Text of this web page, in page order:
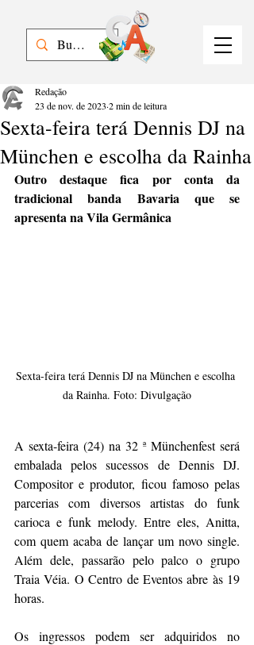
Sexta-feira terá Dennis DJ na
München e escolha da Rainha
Redação
23 de nov. de 2023 2 min de leitura
Outro destaque fica por conta da
tradicional banda Bavaria que se
apresenta na Vila Germânica
Sexta-feira terá Dennis DJ na München e escolha
da Rainha. Foto: Divulgação
A sexta-feira (24) na 32 ª Münchenfest será
embalada pelos sucessos de Dennis DJ.
Compositor e produtor, ficou famoso pelas
parcerias com diversos artistas do funk
carioca e funk melody. Entre eles, Anitta,
com quem acaba de lançar um novo single.
Além dele, passarão pelo palco o grupo
Traia Véia. O Centro de Eventos abre às 19
horas.
Os ingressos podem ser adquiridos no